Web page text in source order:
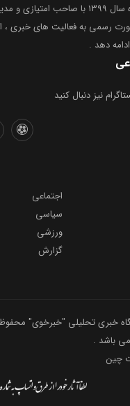
یافت از ۲۰ مرداد ماه سال ۱۳۹۹ با صاحب
رسمی به فعالیت های خبری ،
دهد .
نیز دنبال کنید
اجتماعی
سیاسی
ورزشی
گزارش
خبری تحلیلی "خبرخوی"
می باشد .
چین